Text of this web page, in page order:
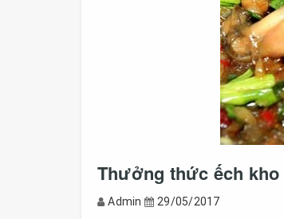
Thưởng thức ếch
Admin 29/05/2017